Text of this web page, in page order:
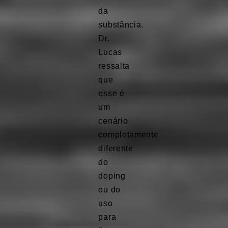
da
substância.
Dr.
Lucas
ressalta
que
esse é
um
cenário
completamente
diferente
do
doping
ou do
uso
para